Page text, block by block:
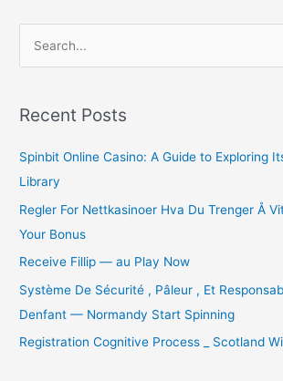
r
h
f
o
r
:
Recent Posts
Spinbit Online Casino: A Guide to Exploring
Library
Regler For Nettkasinoer Hva Du Trenger Å
Your Bonus
Receive Fillip — au Play Now
Système De Sécurité , Pâleur , Et
Denfant — Normandy Start Spinning
Registration Cognitive Process _ Scotland